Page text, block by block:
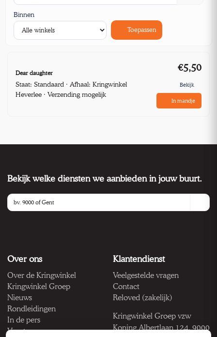
Binnen
Toepassen
Dear daughter
Staat: Standaard · Afhaal: Kringwinkel
Heverlee · Verzending mogelijk
€5,50
Bekijk
In mandje
Bekijk welke diensten we aanbieden in jouw buurt.
Over ons
Over de Kringwinkel
Kringwinkel Groep
Nieuws
Rondleidingen
In de pers
Vacatures
Klantendienst
Veelgestelde vragen
Contact
Reloved (zakelijk)
Kringwinkel Groep vzw
Koning Albertlaan 124, 9000